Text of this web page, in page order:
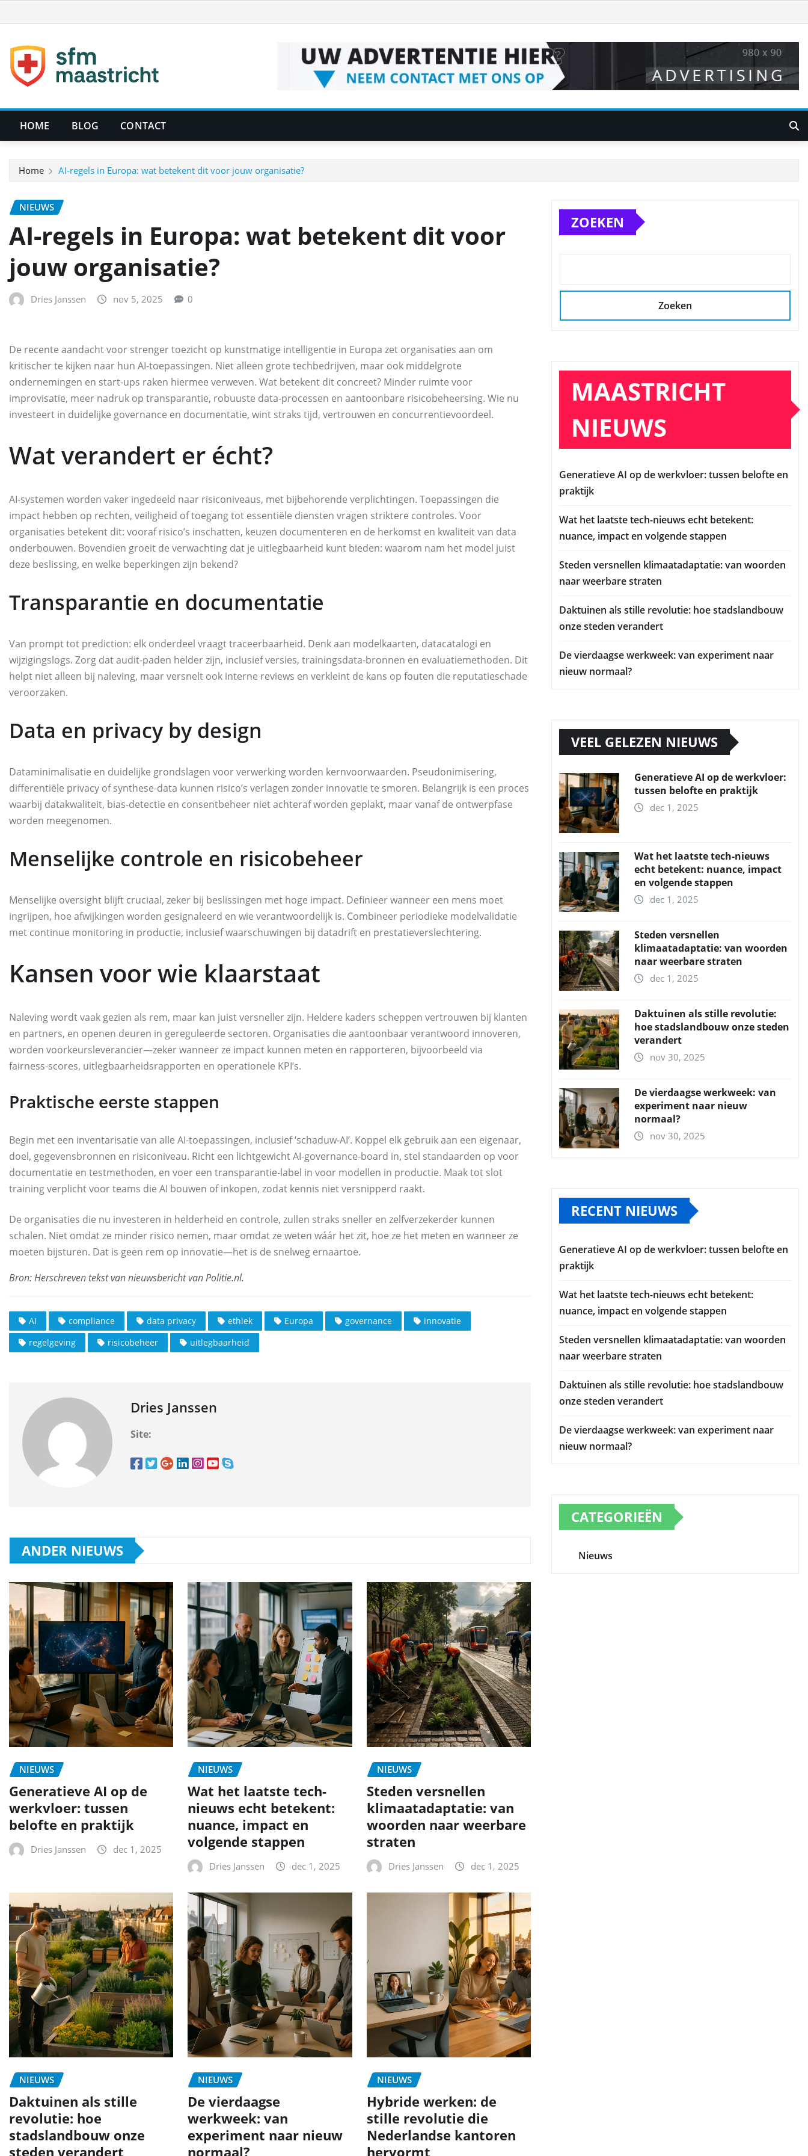
naar
inhoud
HOME BLOG CONTACT
Home AI‑regels in Europa: wat betekent dit voor jouw organisatie?
NIEUWS
AI‑regels in Europa: wat betekent dit voor
jouw organisatie?
Dries Janssen nov 5, 2025 0
De recente aandacht voor strenger toezicht op kunstmatige intelligentie in Europa zet organisaties aan om
kritischer te kijken naar hun AI‑toepassingen. Niet alleen grote techbedrijven, maar ook middelgrote
ondernemingen en start‑ups raken hiermee verweven. Wat betekent dit concreet? Minder ruimte voor
improvisatie, meer nadruk op transparantie, robuuste data‑processen en aantoonbare risicobeheersing. Wie nu
investeert in duidelijke governance en documentatie, wint straks tijd, vertrouwen en concurrentievoordeel.
Wat verandert er écht?
AI‑systemen worden vaker ingedeeld naar risiconiveaus, met bijbehorende verplichtingen. Toepassingen die
impact hebben op rechten, veiligheid of toegang tot essentiële diensten vragen striktere controles. Voor
organisaties betekent dit: vooraf risico’s inschatten, keuzen documenteren en de herkomst en kwaliteit van data
onderbouwen. Bovendien groeit de verwachting dat je uitlegbaarheid kunt bieden: waarom nam het model juist
deze beslissing, en welke beperkingen zijn bekend?
Transparantie en documentatie
Van prompt tot prediction: elk onderdeel vraagt traceerbaarheid. Denk aan modelkaarten, datacatalogi en
wijzigingslogs. Zorg dat audit‑paden helder zijn, inclusief versies, trainingsdata‑bronnen en evaluatiemethoden. Dit
helpt niet alleen bij naleving, maar versnelt ook interne reviews en verkleint de kans op fouten die reputatieschade
veroorzaken.
Data en privacy by design
Dataminimalisatie en duidelijke grondslagen voor verwerking worden kernvoorwaarden. Pseudonimisering,
differentiële privacy of synthese‑data kunnen risico’s verlagen zonder innovatie te smoren. Belangrijk is een proces
waarbij datakwaliteit, bias‑detectie en consentbeheer niet achteraf worden geplakt, maar vanaf de ontwerpfase
worden meegenomen.
Menselijke controle en risicobeheer
Menselijke oversight blijft cruciaal, zeker bij beslissingen met hoge impact. Definieer wanneer een mens moet
ingrijpen, hoe afwijkingen worden gesignaleerd en wie verantwoordelijk is. Combineer periodieke modelvalidatie
met continue monitoring in productie, inclusief waarschuwingen bij datadrift en prestatieverslechtering.
Kansen voor wie klaarstaat
Naleving wordt vaak gezien als rem, maar kan juist versneller zijn. Heldere kaders scheppen vertrouwen bij klanten
en partners, en openen deuren in gereguleerde sectoren. Organisaties die aantoonbaar verantwoord innoveren,
worden voorkeursleverancier—zeker wanneer ze impact kunnen meten en rapporteren, bijvoorbeeld via
fairness‑scores, uitlegbaarheidsrapporten en operationele KPI’s.
Praktische eerste stappen
Begin met een inventarisatie van alle AI‑toepassingen, inclusief ‘schaduw‑AI’. Koppel elk gebruik aan een eigenaar,
doel, gegevensbronnen en risiconiveau. Richt een lichtgewicht AI‑governance‑board in, stel standaarden op voor
documentatie en testmethoden, en voer een transparantie‑label in voor modellen in productie. Maak tot slot
training verplicht voor teams die AI bouwen of inkopen, zodat kennis niet versnipperd raakt.
De organisaties die nu investeren in helderheid en controle, zullen straks sneller en zelfverzekerder kunnen
schalen. Niet omdat ze minder risico nemen, maar omdat ze weten wáár het zit, hoe ze het meten en wanneer ze
moeten bijsturen. Dat is geen rem op innovatie—het is de snelweg ernaartoe.
AI compliance data privacy ethiek Europa governance
innovatie
regelgeving
risicobeheer uitlegbaarheid
Dries Janssen
Site:
ANDER NIEUWS
NIEUWS
Generatieve AI op de
werkvloer: tussen
belofte en praktijk
Dries Janssen dec 1, 2025
NIEUWS
Wat het laatste tech-
nieuws echt betekent:
nuance, impact en
volgende stappen
Dries Janssen dec 1, 2025
NIEUWS
Steden versnellen
klimaatadaptatie: van
woorden naar weerbare
straten
Dries Janssen dec 1, 2025
NIEUWS
Daktuinen als stille
revolutie: hoe
stadslandbouw onze
steden verandert
NIEUWS
De vierdaagse
werkweek: van
experiment naar nieuw
normaal?
NIEUWS
Hybride werken: de
stille revolutie die
Nederlandse kantoren
hervormt
ZOEKEN
Zoeken
MAASTRICHT
NIEUWS
Generatieve AI op de werkvloer: tussen belofte en
praktijk
Wat het laatste tech-nieuws echt betekent:
nuance, impact en volgende stappen
Steden versnellen klimaatadaptatie: van woorden
naar weerbare straten
Daktuinen als stille revolutie: hoe stadslandbouw
onze steden verandert
De vierdaagse werkweek: van experiment naar
nieuw normaal?
VEEL GELEZEN NIEUWS
Generatieve AI op de werkvloer:
tussen belofte en praktijk
dec 1, 2025
Wat het laatste tech-nieuws
echt betekent: nuance, impact
en volgende stappen
dec 1, 2025
Steden versnellen
klimaatadaptatie: van woorden
naar weerbare straten
dec 1, 2025
Daktuinen als stille revolutie:
hoe stadslandbouw onze steden
verandert
nov 30, 2025
De vierdaagse werkweek: van
experiment naar nieuw
normaal?
nov 30, 2025
RECENT NIEUWS
Generatieve AI op de werkvloer: tussen belofte en
praktijk
Wat het laatste tech-nieuws echt betekent:
nuance, impact en volgende stappen
Steden versnellen klimaatadaptatie: van woorden
naar weerbare straten
Daktuinen als stille revolutie: hoe stadslandbouw
onze steden verandert
De vierdaagse werkweek: van experiment naar
nieuw normaal?
CATEGORIEËN
Nieuws